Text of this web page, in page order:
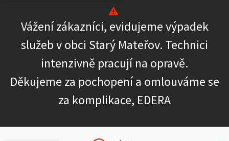
Vážení zákazníci, evidujeme výpadek
služeb v obci Starý Mateřov. Technici
intenzivně pracují na opravě.
Děkujeme za pochopení a omlouváme se
za komplikace, EDERA
Ověřit dostupnost
Internet
ČEZNET TV
Podpora